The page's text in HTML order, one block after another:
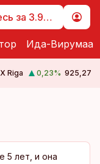
Подпишитесь за 3.99 €
Ида-Вирумаа
Riga 0,23% 925,27
5 лет, и она